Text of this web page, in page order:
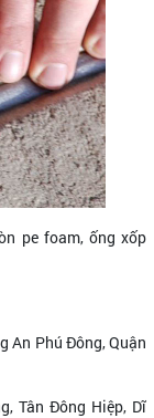
pe foam, ống xốp
An Phú Đông, Quận
Tân Đông Hiệp, Dĩ